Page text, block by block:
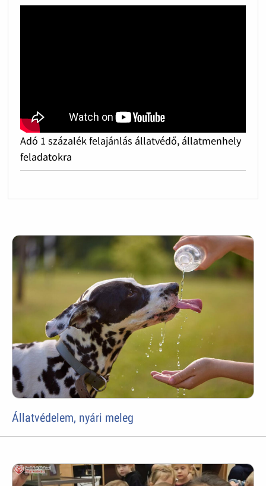
Adó 1 százalék felajánlás állatvédő, állatmenhely
feladatokra
Állatvédelem, nyári meleg